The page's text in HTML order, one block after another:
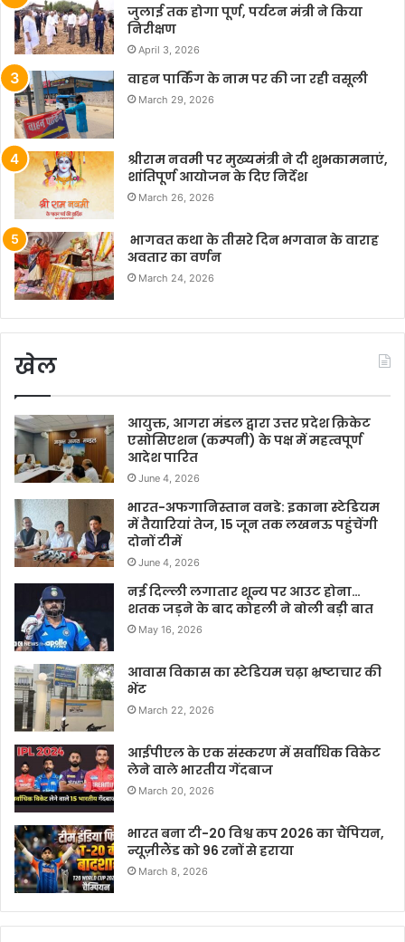
जुलाई तक होगा पूर्ण, पर्यटन मंत्री ने किया
निरीक्षण
April 3, 2026
वाहन पार्किंग के नाम पर की जा रही वसूली
March 29, 2026
श्रीराम नवमी पर मुख्यमंत्री ने दी शुभकामनाएं,
शांतिपूर्ण आयोजन के दिए निर्देश
March 26, 2026
भागवत कथा के तीसरे दिन भगवान के वाराह
अवतार का वर्णन
March 24, 2026
खेल
आयुक्त, आगरा मंडल द्वारा उत्तर प्रदेश क्रिकेट
एसोसिएशन (कम्पनी) के पक्ष में महत्वपूर्ण
आदेश पारित
June 4, 2026
भारत-अफगानिस्तान वनडे: इकाना स्टेडियम
में तैयारियां तेज, 15 जून तक लखनऊ पहुंचेंगी
दोनों टीमें
June 4, 2026
नई दिल्ली लगातार शून्य पर आउट होना…
शतक जड़ने के बाद कोहली ने बोली बड़ी बात
May 16, 2026
आवास विकास का स्टेडियम चढ़ा भ्रष्टाचार की
भेंट
March 22, 2026
आईपीएल के एक संस्करण में सर्वाधिक विकेट
लेने वाले भारतीय गेंदबाज
March 20, 2026
भारत बना टी-20 विश्व कप 2026 का चैंपियन,
न्यूज़ीलैंड को 96 रनों से हराया
March 8, 2026